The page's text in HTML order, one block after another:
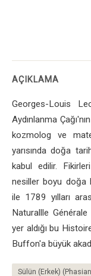
AÇIKLAMA
Georges-Louis
Aydınlanma
kozmolog ve
yarısında doğa
kabul edilir.
nesiller boyu doğa
ile 1789 yılları
Naturallle
yer aldığı bu
Buffon'a büyük
Sülün (Erkek)